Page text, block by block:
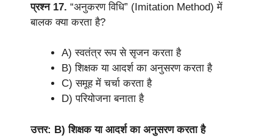
प्रश्न 17. “अनुकरण विधि” (Imitation Method) में
बालक क्या करता है?
A) स्वतंत्र रूप से सृजन करता है
B) शिक्षक या आदर्श का अनुसरण करता है
C) समूह में चर्चा करता है
D) परियोजना बनाता है
उत्तर: B) शिक्षक या आदर्श का अनुसरण करता है